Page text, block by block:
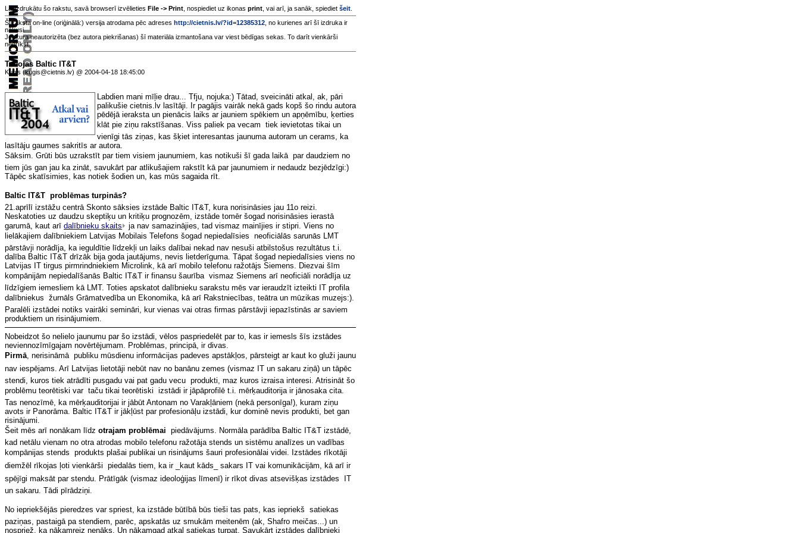
Lai izdrukātu šo rakstu, savā browserī izvēlieties File -> Print , nospiediet uz ikonas print , vai arī, ja sanāk, spiediet šeit
Šī raksta on-line (oriģinālā:) versija atrodama pēc adreses http://cietnis.lv/?id=12385312 , no kurienes arī šī izdruka ir
nākusi.
Jebkura neautorizēta (bez autora piekrišanas) šī materiāla izmantošana var viest bēdīgas sekas. To darīt vienkārši
nedrīkst.
Tuvojas Baltic IT&T
Kuģis (kugis@cietnis.lv) @ 2004-04-18 18:45:00
Labdien mani mīļie drau... Tfju, nojuka:) Tātad, sveicināti atkal, ak, pāri
palikušie cietnis.lv lasītāji. Ir pagājis vairāk nekā gads kopš šo rindu autora
pēdējā ieraksta un pienācis laiks ar jauniem spēkiem un apņēmību, ķerties
klāt pie ziņu rakstīšanas. Viss paliek pa vecam  tiek ievietotas tikai un
vienīgi tās ziņas, kas šķiet interesantas jaunuma autoram un cerams, ka
lasītāju gaumes sakritīs ar autora.
Sāksim. Grūti būs uzrakstīt par tiem visiem jaunumiem, kas notikuši šī gada laikā  par daudziem no
tiem jūs gan jau ka zināt, savukārt par atlikušajiem rakstīt kā par jaunumiem ir nedaudz bezjēdzīgi:)
Tāpēc skatīsimies, kas notiek šodien un, kas mūs sagaida rīt.
Baltic IT&T  problēmas turpinās?
21.aprīlī izstāžu centrā Skonto sāksies izstāde Baltic IT&T, kura norisināsies jau 11o reizi.
Neskatoties uz daudzu skeptiķu un kritiķu prognozēm, izstāde tomēr šogad norisināsies ierastā
garumā, kaut arī dalībnieku skaits
ja nav samazinājies, tad vismaz mainījies ir stipri. Viens no
lielākajiem dalībniekiem Latvijas Mobilais Telefons šogad nepiedalīsies  neoficiālās sarunās LMT
pārstāvji norādīja, ka ieguldītie līdzekļi un laiks dalībai nekad nav nesuši atbilstošus rezultātus t.i.
dalība Baltic IT&T drīzāk bija goda jautājums, nevis lietderīguma. Tāpat šogad nepiedalīsies viens no
Latvijas IT tirgus pirmrindniekiem Microlink, kā arī mobilo telefonu ražotājs Siemens. Diezvai šīm
kompānijām nepiedalīšanās Baltic IT&T ir finansu šaurība  vismaz Siemens arī neoficiāli norādīja uz
līdzīgiem iemesliem kā LMT. Toties apskatot dalībnieku sarakstu mēs var ieraudzīt izteikti IT profila
dalībniekus  žurnāls Grāmatvedība un Ekonomika, kā arī Rakstniecības, teātra un mūzikas muzejs:).
Paralēli izstādei notiks vairāki semināri, kur vienas vai otras firmas pārstāvji iepazīstinās ar saviem
produktiem un risinājumiem.
Nobeidzot šo nelielo jaunumu par šo izstādi, vēlos paspriedelēt par to, kas ir iemesls šīs izstādes
neviennozīmīgajam novērtējumam. Problēmas, principā, ir divas.
Pirmā , nerisināmā  publiku mūsdienu informācijas padeves apstākļos, pārsteigt ar kaut ko gluži jaunu
nav iespējams. Arī Latvijas lietotāji nebūt nav no banānu zemes (vismaz IT un sakaru ziņā) un tāpēc
stendi, kuros tiek atrādīti pusgadu vai pat gadu vecu produkti, maz kuros izraisa interesi. Atrisināt šo
problēmu teorētiski var  taču tikai teorētiski  izstādi ir jāpāprofilē t.i. mērķauditorija ir jānosaka cita.
Tas nenozīmē, ka mērķauditorijai ir jābūt Antonam no Varakļāniem (nekā personīga!), kuram ziņu
avots ir Panorāma. Baltic IT&T ir jākļūst par profesionāļu izstādi, kur dominē nevis produkti, bet gan
risinājumi.
Šeit mēs arī nonākam līdz otrajam problēmai  piedāvājums. Normāla parādība Baltic IT&T izstādē,
kad netālu vienam no otra atrodas mobilo telefonu ražotāja stends un sistēmu analīzes un vadības
kompānijas stends  produkts plašai publikai un risinājums šauri profesionālai videi. Izstādes rīkotāji
diemžēl rīkojas ļoti vienkārši  piedalās tiem, ka ir _kaut kāds_ sakars IT vai komunikācijām, kā arī ir
spējīgi maksāt par stendu. Prātīgāk (vismaz ideoloģijas līmenī) ir rīkot divas atsevišķas izstādes  IT
un sakaru. Tādi pīrādziņi.
No iepriekšējās pieredzes var spriest, ka izstāde būtībā būs tieši tas pats, kas iepriekš  satiekas
paziņas, pastaigā pa stendiem, parēc, apskatās uz smukām meitenēm (ak, Shafro meičas...) un
nospriež, ka nākamreiz nenāks. Un nākamgad atkal satiekas turpat. Savukārt izstādes dalībnieki